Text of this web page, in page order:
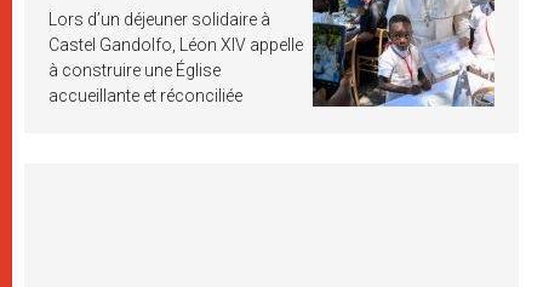
Lors d’un déjeuner solidaire à
Castel Gandolfo, Léon XIV appelle
à construire une Église
accueillante et réconciliée